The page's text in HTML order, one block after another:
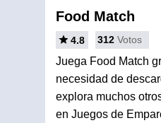
Food Match
4.8 312 Votos
Juega Food Match
necesidad de
explora muchos
en Juegos de